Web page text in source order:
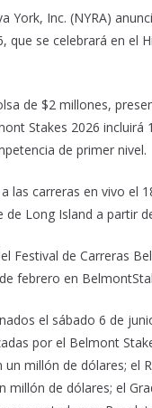
York, Inc. (NYRA)
que se celebrará en el
de $2 millones,
Stakes 2026 incluirá
de primer nivel.
las carreras en vivo el
Long Island a partir
Festival de Carreras
febrero en
el sábado 6 de
por el Belmont
un millón de dólares; el
millón de dólares; el